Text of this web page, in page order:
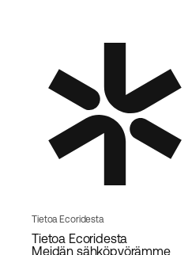
Tietoa Ecoridesta
Tietoa Ecoridesta
Meidän sähköpyörämme